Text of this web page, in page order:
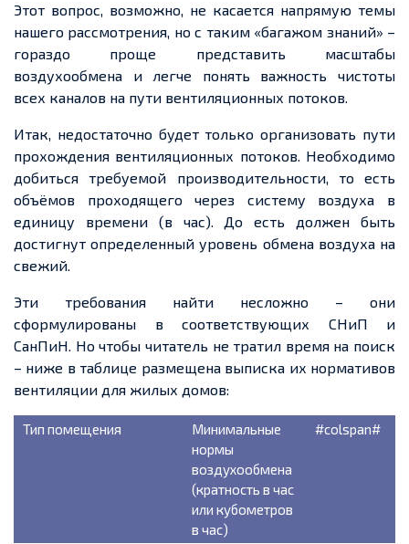
Этот вопрос, возможно, не касается напрямую темы
нашего рассмотрения, но с таким «багажом знаний» –
гораздо проще представить масштабы
воздухообмена и легче понять важность чистоты
всех каналов на пути вентиляционных потоков.
Итак, недостаточно будет только организовать пути
прохождения вентиляционных потоков. Необходимо
добиться требуемой производительности, то есть
объёмов проходящего через систему воздуха в
единицу времени (в час). До есть должен быть
достигнут определенный уровень обмена воздуха на
свежий.
Эти требования найти несложно – они
сформулированы в соответствующих СНиП и
СанПиН. Но чтобы читатель не тратил время на поиск
– ниже в таблице размещена выписка их нормативов
вентиляции для жилых домов:
Тип помещения
Минимальные
нормы
воздухообмена
(кратность в час
или кубометров
в час)
#colspan#